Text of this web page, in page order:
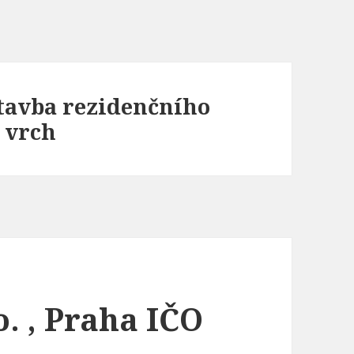
rezidenčního
vrch
, Praha IČO